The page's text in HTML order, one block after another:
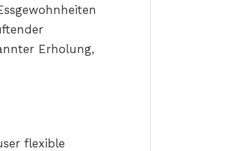
Erholung,
flexible